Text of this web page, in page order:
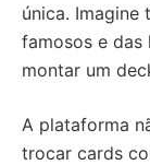
única. Imagine
famosos e das
montar um
A plataforma
trocar cards